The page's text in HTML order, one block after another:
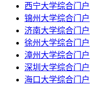
西宁大学综合门户
锦州大学综合门户
济南大学综合门户
徐州大学综合门户
漳州大学综合门户
深圳大学综合门户
海口大学综合门户